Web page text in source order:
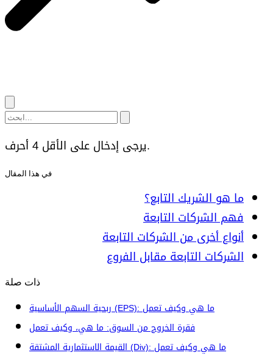
يرجى إدخال على الأقل 4 أحرف.
في هذا المقال
ما هو الشريك التابع؟
فهم الشركات التابعة
أنواع أخرى من الشركات التابعة
الشركات التابعة مقابل الفروع
ذات صلة
ربحية السهم الأساسية (EPS): ما هي وكيف تعمل
فقرة الخروج من السوق: ما هي، وكيف تعمل
القيمة الاستثمارية المشتقة (Div): ما هي وكيف تعمل